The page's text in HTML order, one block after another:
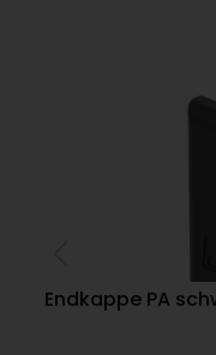
Endkappe PA